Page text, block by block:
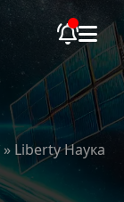
» Liberty Наука